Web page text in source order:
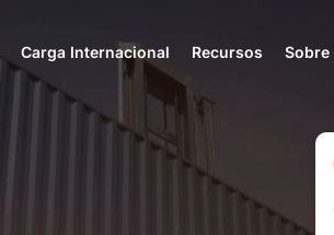
Carga Internacional Recursos